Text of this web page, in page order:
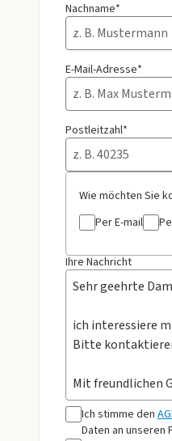
Nachname*
E-Mail-Adresse*
Postleitzahl*
Wie möchten Sie
Per E-mail
Ihre Nachricht
Ich stimme den
Daten an unseren